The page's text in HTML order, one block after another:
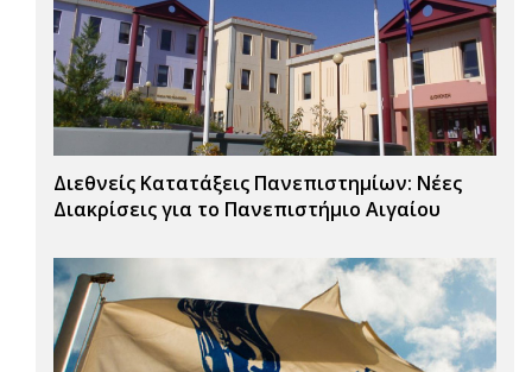
Διεθνείς Κατατάξεις Πανεπιστημίων: Νέες
Διακρίσεις για το Πανεπιστήμιο Αιγαίου